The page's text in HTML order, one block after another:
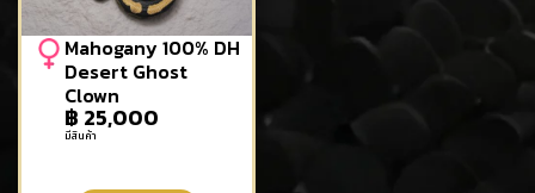
Mahogany 100% DH
Desert Ghost
Clown
฿ 25,000
มีสินค้า